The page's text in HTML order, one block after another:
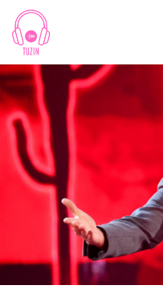
Skip
content